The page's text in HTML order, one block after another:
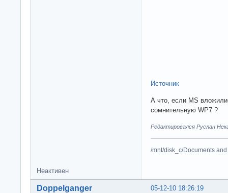
Источник
А что, если MS
сомнительную WP7 ?
Редактировался Руслан
/mnt/disk_c/Documents
Неактивен
05-12-10 18:26:19
Doppelganger